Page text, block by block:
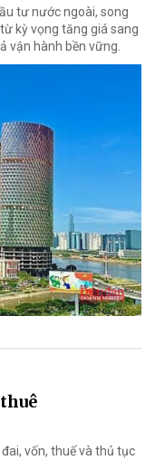
tư nước ngoài, song
kỳ vọng tăng giá sang
vận hành bền vững.
vốn, thuế và thủ tục